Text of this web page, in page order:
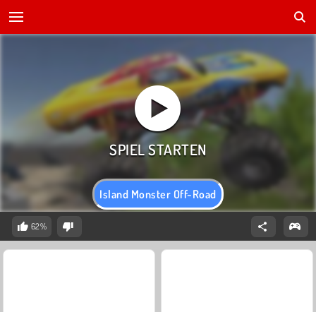
Island Monster Off-Road
62%